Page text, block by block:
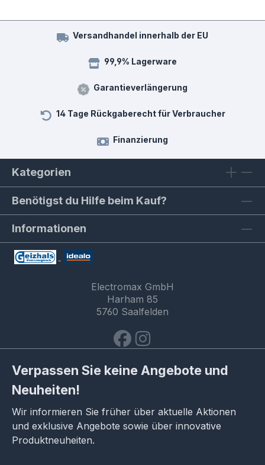
Versandhandel innerhalb der EU
99,9% Lagerware
Garantieverlängerung
14 Tage Rückgaberecht für Verbraucher
Finanzierung
Kategorien
Benötigst du Hilfe beim Kauf?
Informationen
Electromax GmbH
Harham 85
5760 Saalfelden
Verpassen Sie keine Angebote und
Neuheiten!
Wir informieren Sie früher über aktuelle Aktionen
und exklusive Angebote sowie über innovative
Produktneuheiten.